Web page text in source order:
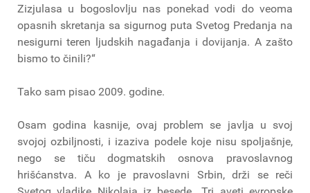
Zizjulasa u bogoslovlju nas ponekad vodi do veoma
opasnih skretanja sa sigurnog puta Svetog Predanja na
nesigurni teren ljudskih nagađanja i dovijanja. A zašto
bismo to činili?“
Tako sam pisao 2009. godine.
Osam godina kasnije, ovaj problem se javlja u svoj
svojoj ozbiljnosti, i izaziva podele koje nisu spoljašnje,
nego se tiču dogmatskih osnova pravoslavnog
hrišćanstva. A ko je pravoslavni Srbin, drži se reči